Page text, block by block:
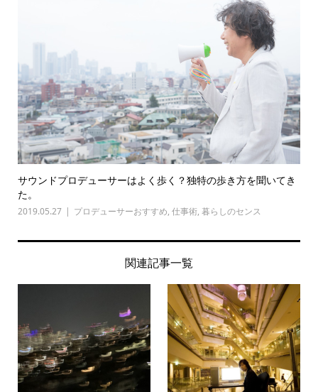
サウンドプロデューサーはよく歩く？独特の歩き方を聞いてき
た。
2019.05.27 プロデューサーおすすめ, 仕事術, 暮らしのセンス
関連記事一覧